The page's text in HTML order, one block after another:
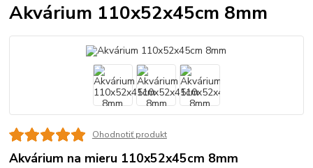
Akvárium 110x52x45cm 8mm
Ohodnotiť produkt
Akvárium na mieru 110x52x45cm 8mm